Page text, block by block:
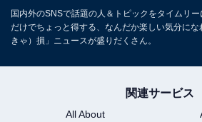
国内外のSNSで話題の人＆トピックをタイムリ
だけでちょっと得する、なんだか楽しい気分に
きゃ）損」ニュースが盛りだくさん。
関連サービス
All About